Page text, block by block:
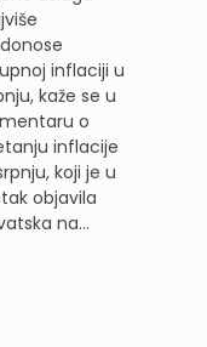
inflaciji u
kaže se u
o
inflacije
koji je u
objavila
na...